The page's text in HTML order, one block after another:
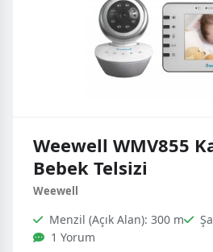
Weewell WMV855
Bebek Telsizi
Weewell
Menzil (Açık Alan): 300 m
1 Yorum